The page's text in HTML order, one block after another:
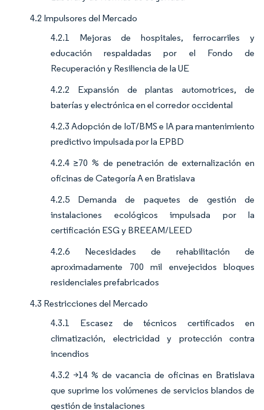
4.2 Impulsores del Mercado
4.2.1 Mejoras de hospitales, ferrocarriles y
educación respaldadas por el Fondo de
Recuperación y Resiliencia de la UE
4.2.2 Expansión de plantas automotrices, de
baterías y electrónica en el corredor occidental
4.2.3 Adopción de IoT/BMS e IA para mantenimiento
predictivo impulsada por la EPBD
4.2.4 ≥70 % de penetración de externalización en
oficinas de Categoría A en Bratislava
4.2.5 Demanda de paquetes de gestión de
instalaciones ecológicos impulsada por la
certificación ESG y BREEAM/LEED
4.2.6 Necesidades de rehabilitación de
aproximadamente 700 mil envejecidos bloques
residenciales prefabricados
4.3 Restricciones del Mercado
4.3.1 Escasez de técnicos certificados en
climatización, electricidad y protección contra
incendios
4.3.2 >14 % de vacancia de oficinas en Bratislava
que suprime los volúmenes de servicios blandos de
gestión de instalaciones